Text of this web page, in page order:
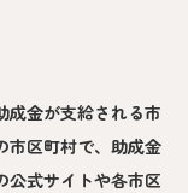
成金が支給される市
市区町村で、助成金
公式サイトや各市区